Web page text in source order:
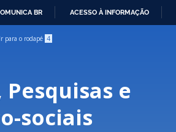
BR ACESSO À INFORMAÇÃO
Ir para o rodapé 4
e
sociais